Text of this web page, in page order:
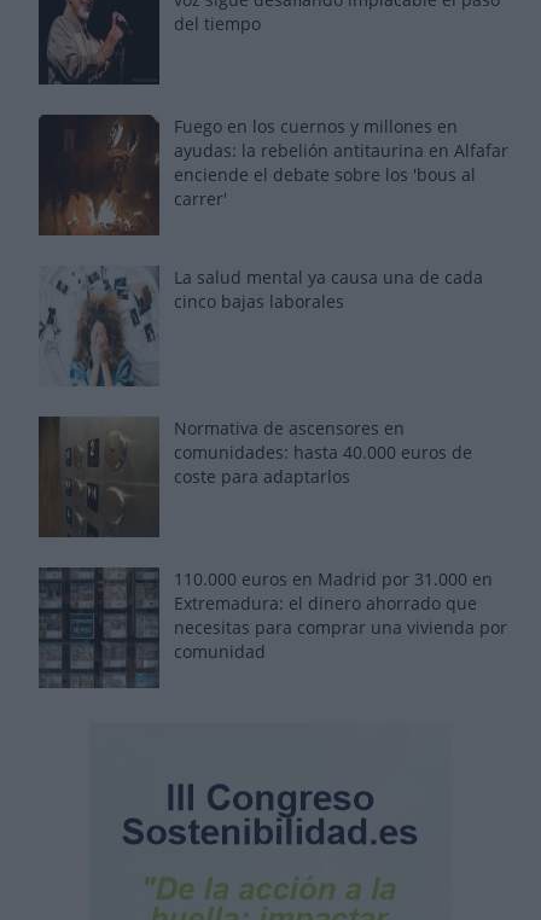
del tiempo
Fuego en los cuernos y millones en
ayudas: la rebelión antitaurina en Alfafar
enciende el debate sobre los 'bous al
carrer'
La salud mental ya causa una de cada
cinco bajas laborales
Normativa de ascensores en
comunidades: hasta 40.000 euros de
coste para adaptarlos
110.000 euros en Madrid por 31.000 en
Extremadura: el dinero ahorrado que
necesitas para comprar una vivienda por
comunidad